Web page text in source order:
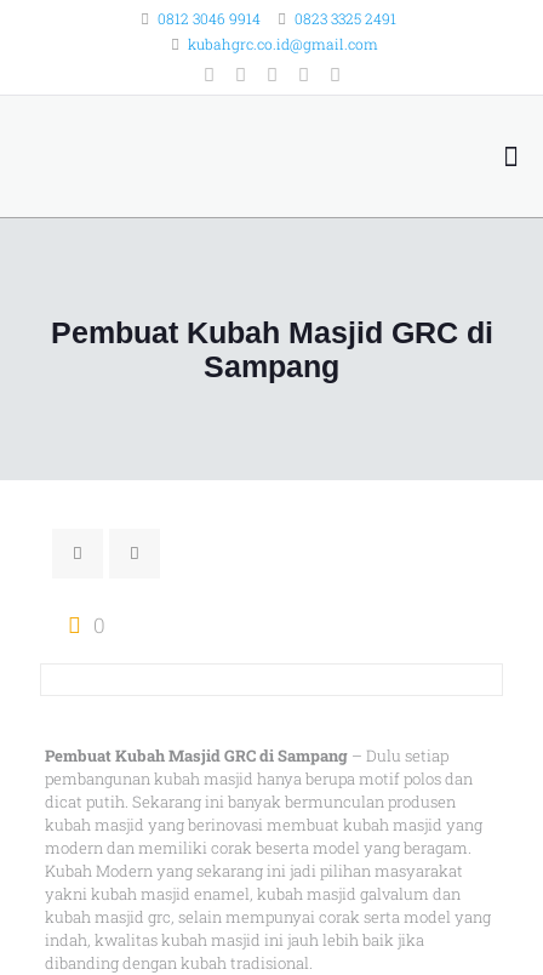
0812 3046 9914
0823 3325 2491
kubahgrc.co.id@gmail.com
Pembuat Kubah Masjid GRC di
Sampang
0
Pembuat Kubah Masjid GRC di Sampang– Dulu setiap
pembangunan kubah masjid hanya berupa motif polos dan
dicat putih. Sekarang ini banyak bermunculan produsen
kubah masjid yang berinovasi membuat kubah masjid yang
modern dan memiliki corak beserta model yang beragam.
Kubah Modern yang sekarang ini jadi pilihan masyarakat
yakni kubah masjid enamel, kubah masjid galvalum dan
kubah masjid grc, selain mempunyai corak serta model yang
indah, kwalitas kubah masjid ini jauh lebih baik jika
dibanding dengan kubah tradisional.